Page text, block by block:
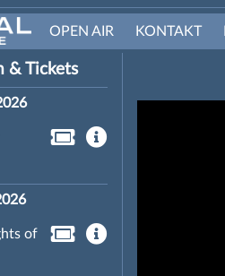
OPEN AIR KONTAKT
& Tickets
of